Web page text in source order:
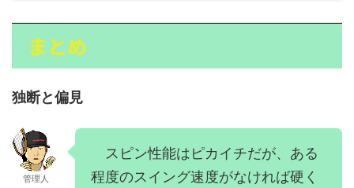
まとめ
独断と偏見
管理人
スピン性能はピカイチだが、ある
程度のスイング速度がなければ硬く